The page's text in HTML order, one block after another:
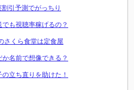
引予測でがっちり
も視聴率稼げるの？
さくら食堂は定食屋
名前で想像できる？
立ち直りを助けた！